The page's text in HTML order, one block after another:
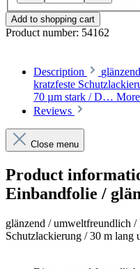
Add to shopping cart
Product number: 54162
Description
kratzfeste
70 µm stark / D… More
Reviews
Close menu
Product
Einbandfolie /
glänzend / umweltfreundlich
Schutzlackierung / 30 m lang